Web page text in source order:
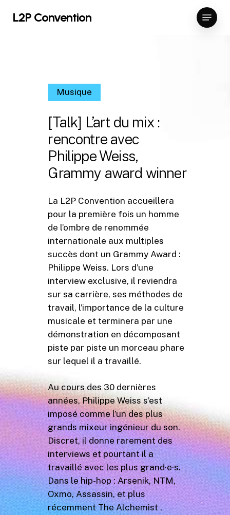
L2P Convention Menu
Musique
[Talk] L’art du mix :
rencontre avec
Philippe Weiss,
Grammy award winner
La L2P Convention accueillera
pour la première fois un homme
de l’ombre de renommée
internationale aux multiples
succès dont un Grammy Award :
Philippe Weiss. Lors d’une
interview exclusive, il reviendra
sur sa carrière, ses méthodes de
travail, l’importance de la culture
musicale et terminera par une
démonstration en décomposant
piste par piste un morceau phare
sur lequel il a travaillé.
Au cours des 30 dernières
années, Philippe Weiss s’est
imposé comme l’un des plus
grands mixeur ingénieur du son.
Discret, il donne rarement des
interviews et pourtant il a
travaillé avec les plus grand·e·s.
Dans le hip-hop : Arsenik, NTM,
Oxmo, Assassin, et plus
récemment The Alchemist ,